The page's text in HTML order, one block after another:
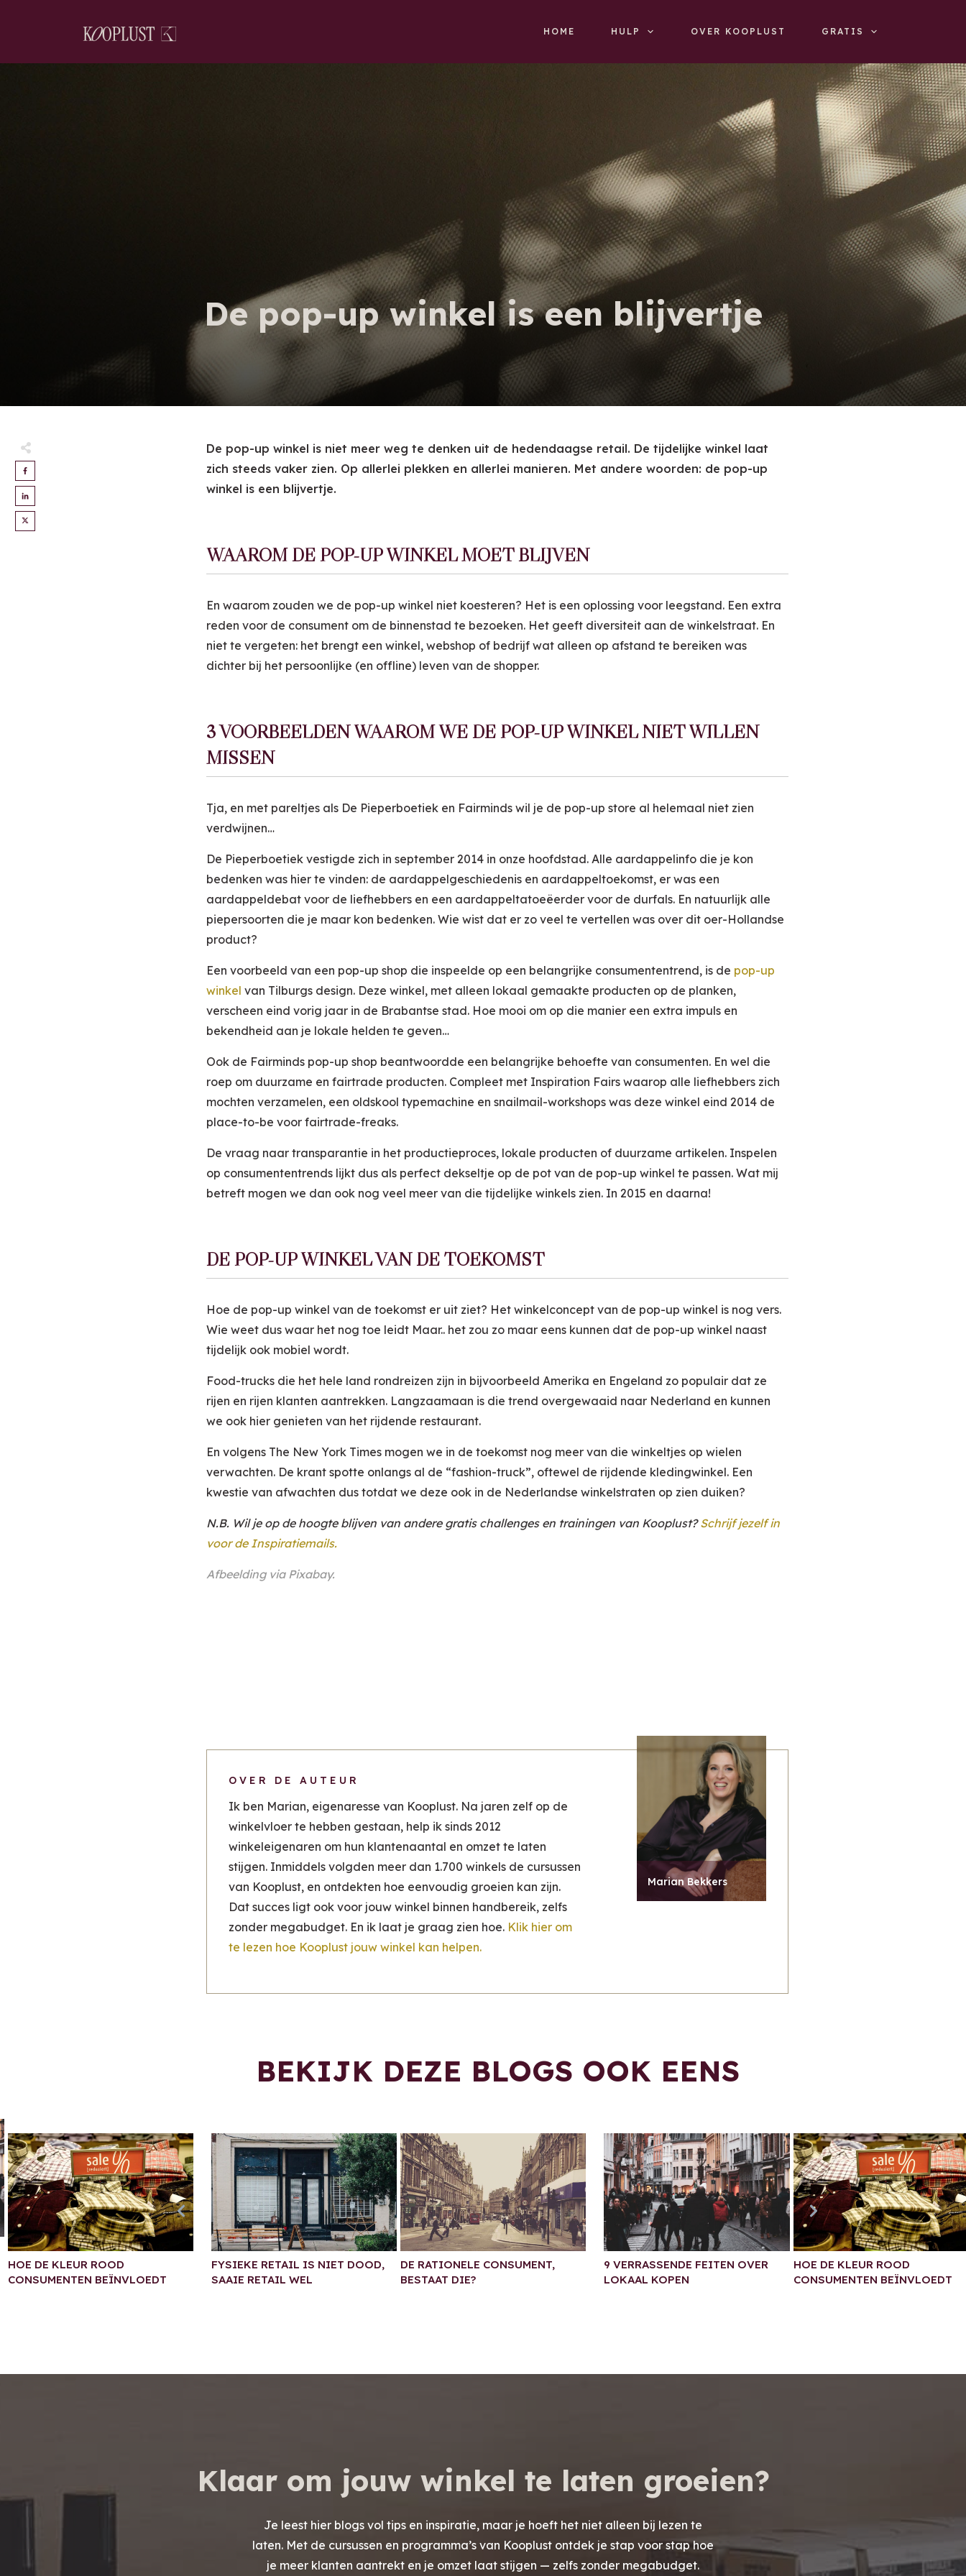
HOME HULP OVER KOOPLUST GRATIS
De pop-up winkel is een blijvertje
De pop-up winkel is niet meer weg te denken uit de hedendaagse retail. De tijdelijke winkel laat
zich steeds vaker zien. Op allerlei plekken en allerlei manieren. Met andere woorden: de pop-up
winkel is een blijvertje.
WAAROM DE POP-UP WINKEL MOET BLIJVEN
En waarom zouden we de pop-up winkel niet koesteren? Het is een oplossing voor leegstand. Een extra
reden voor de consument om de binnenstad te bezoeken. Het geeft diversiteit aan de winkelstraat. En
niet te vergeten: het brengt een winkel, webshop of bedrijf wat alleen op afstand te bereiken was
dichter bij het persoonlijke (en offline) leven van de shopper.
3 VOORBEELDEN WAAROM WE DE POP-UP WINKEL NIET WILLEN
MISSEN
Tja, en met pareltjes als De Pieperboetiek en Fairminds wil je de pop-up store al helemaal niet zien
verdwijnen…
De Pieperboetiek vestigde zich in september 2014 in onze hoofdstad. Alle aardappelinfo die je kon
bedenken was hier te vinden: de aardappelgeschiedenis en aardappeltoekomst, er was een
aardappeldebat voor de liefhebbers en een aardappeltatoeëerder voor de durfals. En natuurlijk alle
piepersoorten die je maar kon bedenken. Wie wist dat er zo veel te vertellen was over dit oer-Hollandse
product?
Een voorbeeld van een pop-up shop die inspeelde op een belangrijke consumententrend, is de pop-up
winkel van Tilburgs design. Deze winkel, met alleen lokaal gemaakte producten op de planken,
verscheen eind vorig jaar in de Brabantse stad. Hoe mooi om op die manier een extra impuls en
bekendheid aan je lokale helden te geven…
Ook de Fairminds pop-up shop beantwoordde een belangrijke behoefte van consumenten. En wel die
roep om duurzame en fairtrade producten. Compleet met Inspiration Fairs waarop alle liefhebbers zich
mochten verzamelen, een oldskool typemachine en snailmail-workshops was deze winkel eind 2014 de
place-to-be voor fairtrade-freaks.
De vraag naar transparantie in het productieproces, lokale producten of duurzame artikelen. Inspelen
op consumententrends lijkt dus als perfect dekseltje op de pot van de pop-up winkel te passen. Wat mij
betreft mogen we dan ook nog veel meer van die tijdelijke winkels zien. In 2015 en daarna!
DE POP-UP WINKEL VAN DE TOEKOMST
Hoe de pop-up winkel van de toekomst er uit ziet? Het winkelconcept van de pop-up winkel is nog vers.
Wie weet dus waar het nog toe leidt Maar.. het zou zo maar eens kunnen dat de pop-up winkel naast
tijdelijk ook mobiel wordt.
Food-trucks die het hele land rondreizen zijn in bijvoorbeeld Amerika en Engeland zo populair dat ze
rijen en rijen klanten aantrekken. Langzaamaan is die trend overgewaaid naar Nederland en kunnen
we ook hier genieten van het rijdende restaurant.
En volgens The New York Times mogen we in de toekomst nog meer van die winkeltjes op wielen
verwachten. De krant spotte onlangs al de “fashion-truck”, oftewel de rijdende kledingwinkel. Een
kwestie van afwachten dus totdat we deze ook in de Nederlandse winkelstraten op zien duiken?
N.B. Wil je op de hoogte blijven van andere gratis challenges en trainingen van Kooplust?Schrijf jezelf in
voor de Inspiratiemails.
Afbeelding viaPixabay.
OVER DE AUTEUR
Ik ben Marian, eigenaresse van Kooplust. Na jaren zelf op de
winkelvloer te hebben gestaan, help ik sinds 2012
winkeleigenaren om hun klantenaantal en omzet te laten
stijgen. Inmiddels volgden meer dan 1.700 winkels de cursussen
van Kooplust, en ontdekten hoe eenvoudig groeien kan zijn.
Dat succes ligt ook voor jouw winkel binnen handbereik, zelfs
zonder megabudget. En ik laat je graag zien hoe. Klik hier om
te lezen hoe Kooplust jouw winkel kan helpen.
Marian Bekkers
BEKIJK DEZE BLOGS OOK EENS
HOE DE KLEUR ROOD
CONSUMENTEN BEÏNVLOEDT
FYSIEKE RETAIL IS NIET DOOD,
SAAIE RETAIL WEL
DE RATIONELE CONSUMENT,
BESTAAT DIE?
9 VERRASSENDE FEITEN OVER
LOKAAL KOPEN
HOE DE KLEUR ROOD
CONSUMENTEN BEÏNVLOEDT
Klaar om jouw winkel te laten groeien?
Je leest hier blogs vol tips en inspiratie, maar je hoeft het niet alleen bij lezen te
laten. Met de cursussen en programma’s van Kooplust ontdek je stap voor stap hoe
je meer klanten aantrekt en je omzet laat stijgen — zelfs zonder megabudget.